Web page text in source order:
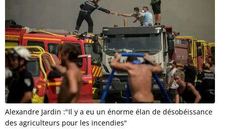
Alexandre Jardin :"Il y a eu un énorme élan de désobéissance
des agriculteurs pour les incendies"